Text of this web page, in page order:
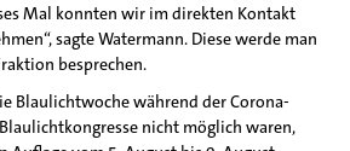
Mal konnten wir im direkten Kontakt
sagte Watermann. Diese werde man
besprechen.
Blaulichtwoche während der Corona-
nicht möglich waren,